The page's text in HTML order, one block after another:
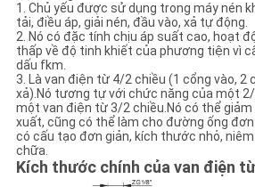
CHÍNH
SÁCH
BẢO
MẬT
1. Chủ yếu được sử dụng trong máy nén
tải, điều áp, giải nén, đầu vào, xả tự động.
2. Nó có đặc tính chịu áp suất cao, hoạt
thấp về độ tinh khiết của phương tiện vì
dấu fkm.
3. Là van điện từ 4/2 chiều (1 cổng vào, 2
xả).Nó tương tự với chức năng của một 2/
một van điện từ 3/2 chiều.Nó có thể giảm
xuất, cũng có thể làm cho đường ống
có cấu tạo đơn giản, kích thước nhỏ,
chữa.
Kích thước chính của van điện